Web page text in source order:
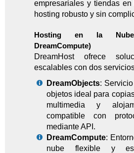
empresariales y tiendas
hosting robusto y sin
Hosting en la Nube
DreamCompute)
DreamHost ofrece
escalables con dos
DreamObjects:
objetos ideal para
multimedia y
compatible con
mediante API.
DreamCompute:
nube flexible y